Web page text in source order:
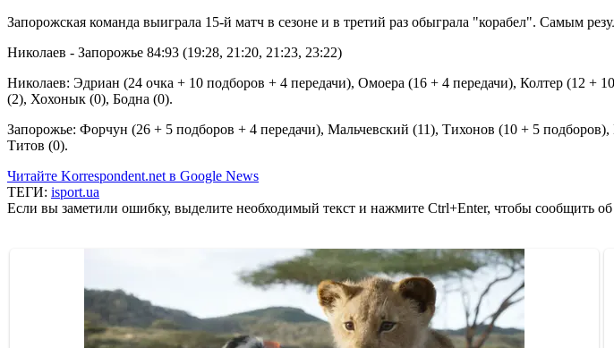
Запорожская команда выиграла 15-й матч в сезоне и в третий раз обыграла "корабел". Самым
Николаев - Запорожье 84:93 (19:28, 21:20, 21:23, 23:22)
Николаев: Эдриан (24 очка + 10 подборов + 4 передачи), Омоера (16 + 4 передачи), Колтер (12
(2), Хохонык (0), Бодна (0).
Запорожье: Форчун (26 + 5 подборов + 4 передачи), Мальчевский (11), Тихонов (10 + 5
Титов (0).
Читайте Korrespondent.net в Google News
ТЕГИ: isport.ua
Если вы заметили ошибку, выделите необходимый текст и нажмите Ctrl+Enter, чтобы сообщить